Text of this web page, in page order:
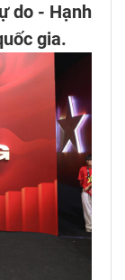
do - Hạnh
gia.